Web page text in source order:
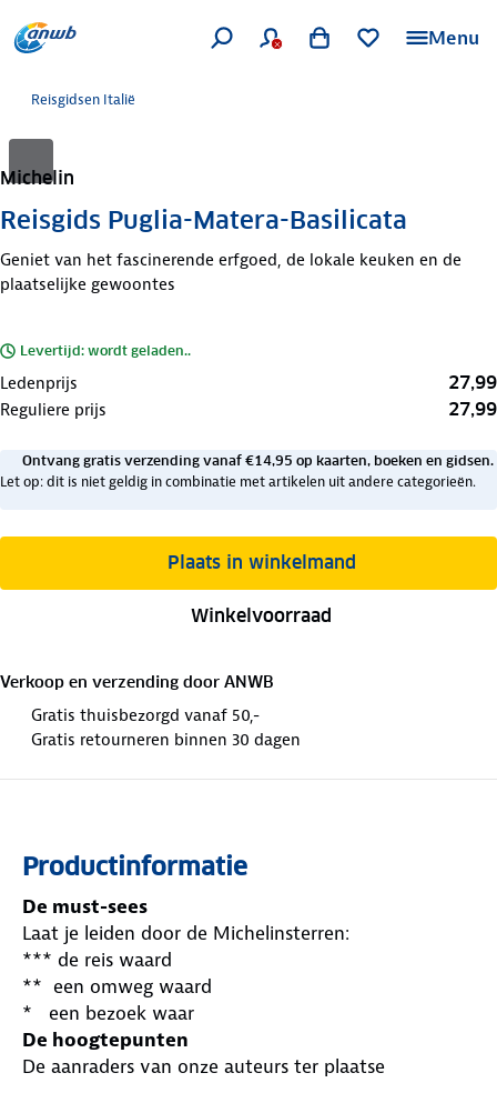
Menu
Reisgidsen Italië
Michelin
Reisgids Puglia-Matera-Basilicata
Geniet van het fascinerende erfgoed, de lokale keuken en de
plaatselijke gewoontes
Levertijd: wordt geladen..
Ledenprijs 27,99
Reguliere prijs 27,99
Ontvang gratis verzending vanaf €14,95 op kaarten, boeken en gidsen.
Let op: dit is niet geldig in combinatie met artikelen uit andere categorieën.
Plaats in winkelmand
Winkelvoorraad
Verkoop en verzending door ANWB
Gratis thuisbezorgd vanaf 50,-
Gratis retourneren binnen 30 dagen
Productinformatie
De must-sees
Laat je leiden door de Michelinsterren:
*** de reis waard
** een omweg waard
* een bezoek waar
De hoogtepunten
De aanraders van onze auteurs ter plaatse